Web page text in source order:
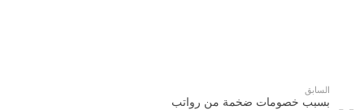
السابق
بسبب خصومات ضخمة من رواتب